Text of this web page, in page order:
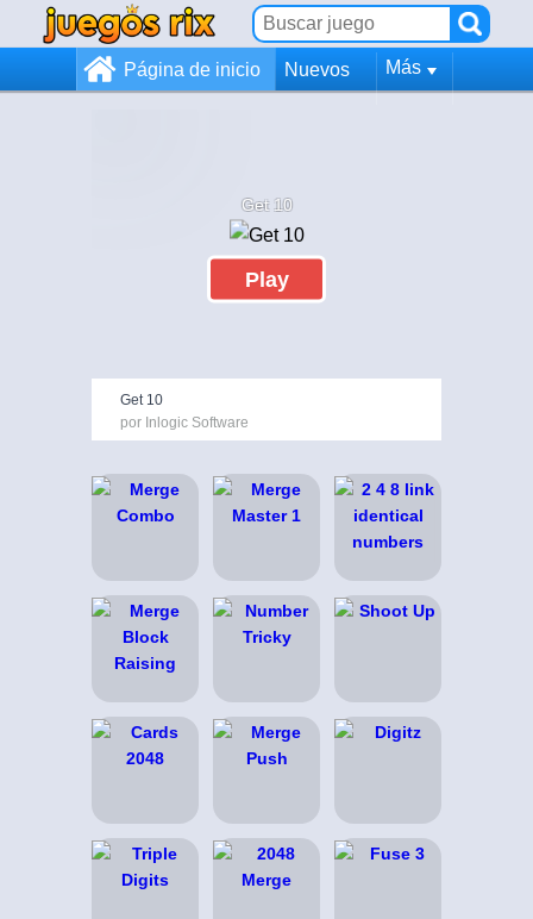
Página de inicio Nuevos Más
Get 10
Play
Get 10
por Inlogic Software